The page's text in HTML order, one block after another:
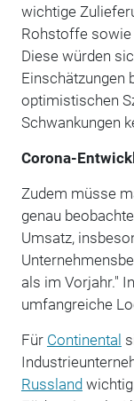
wichtige
Rohstoffe sowie
Diese würden
Einschätzungen
optimistischen
Schwankungen
Corona-
Zudem müsse
genau
Umsatz,
als im Vorjahr." In
umfangreiche
Für Continental
Russland